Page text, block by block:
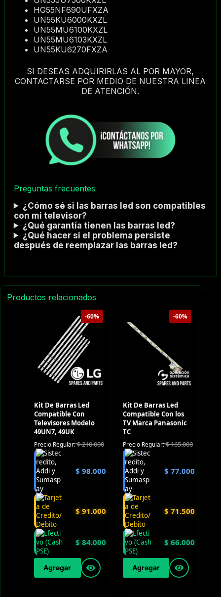
HG55NF690UFXZA
UN55KU6000KXZL
UN55MU6100KXZL
UN55MU6103KXZL
UN55KU6270FXZA
SI DESEAS ADQUIRIRLAS AL POR MAYOR,
CONTACTARSE POR MEDIO DE NUESTRA LINEA
DE ATENCIÓN.
Preguntas frecuentes
¿Cómo sé si las barras led son compatibles
con mi televisor?
¿Qué garantía tienen las barras led?
¿Qué hacer si el problema persiste
después de reemplazar las barras led?
Productos relacionados
-60%
Kit De Barras Led
Compatible Con
Televisores Modelo
49UN7, 49UK
Precio Regular:$210.000
$ 98.000
$ 91.000
$ 84.000
Agregar
-60%
Kit De Barras Led
Compatible Con los
TV Marca Panasonic
TC
Precio Regular:$165.000
$ 77.000
$ 71.500
$ 66.000
Agregar